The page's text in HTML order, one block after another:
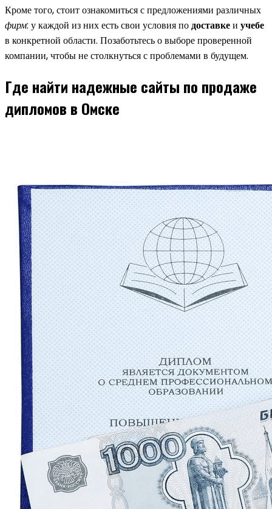
Кроме того, стоит ознакомиться с предложениями различных
фирм: у каждой из них есть свои условия подоставкеи учебе
в конкретной области. Позаботьтесь о выборе проверенной
компании, чтобы не столкнуться с проблемами в будущем.
Где найти надежные сайты по продаже
дипломов в Омске